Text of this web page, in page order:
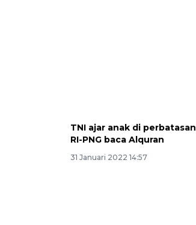
TNI ajar anak di perbatasan
RI-PNG baca Alquran
31 Januari 2022 14:57